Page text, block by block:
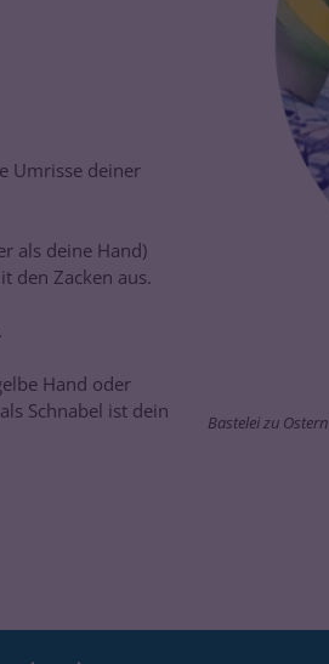
Bastelei zu Ostern
Umrisse deiner
als deine Hand)
den Zacken aus.
Hand oder
Schnabel ist dein